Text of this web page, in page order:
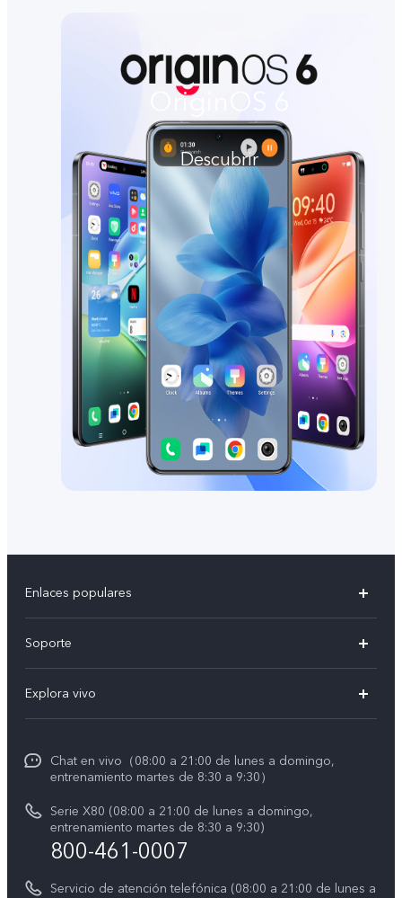
OriginOS 6
Descubrir
Enlaces populares
V60 Lite 5G
Y29
Soporte
Funtouch OS
Centro de servicio
Consulta el Precio de los Repuestos
Manual de usuario
Explora vivo
La vida en vivo
Acerca de nosotros
Avisos legales
Chat en vivo（08:00 a 21:00 de lunes a domingo,
entrenamiento martes de 8:30 a 9:30）
Serie X80 (08:00 a 21:00 de lunes a domingo,
entrenamiento martes de 8:30 a 9:30)
800-461-0007
Servicio de atención telefónica (08:00 a 21:00 de lunes a